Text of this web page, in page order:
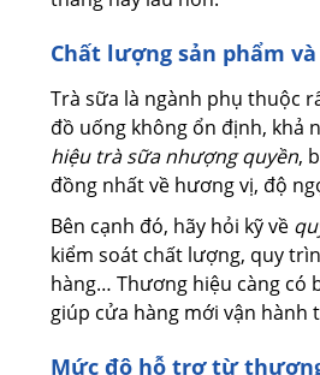
Chất lượng sản phẩm
Trà sữa là ngành phụ thuộc
đồ uống không ổn định, khả
hiệu trà sữa nhượng quyền,
đồng nhất về hương vị, độ
Bên cạnh đó, hãy hỏi kỹ về
kiểm soát chất lượng, quy
hàng… Thương hiệu càng có
giúp cửa hàng mới vận hành
Mức độ hỗ trợ từ